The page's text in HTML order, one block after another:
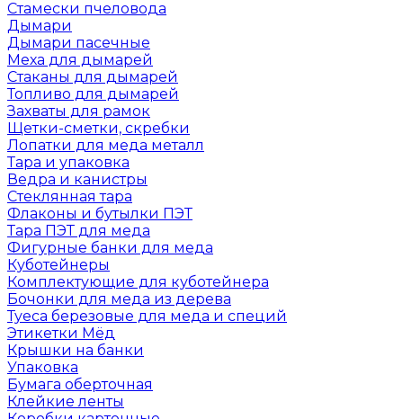
Стамески пчеловода
Дымари
Дымари пасечные
Меха для дымарей
Стаканы для дымарей
Топливо для дымарей
Захваты для рамок
Щетки-сметки, скребки
Лопатки для меда металл
Тара и упаковка
Ведра и канистры
Стеклянная тара
Флаконы и бутылки ПЭТ
Тара ПЭТ для меда
Фигурные банки для меда
Куботейнеры
Комплектующие для куботейнера
Бочонки для меда из дерева
Туеса березовые для меда и специй
Этикетки Мёд
Крышки на банки
Упаковка
Бумага оберточная
Клейкие ленты